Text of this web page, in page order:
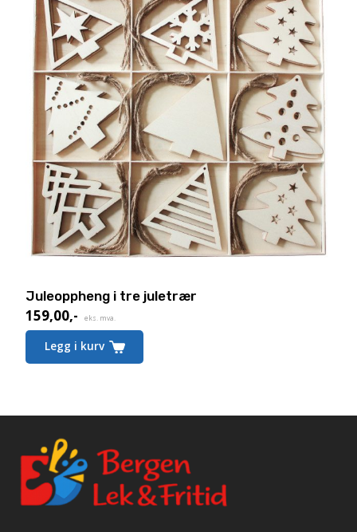
Juleoppheng i tre juletrær
159,00,-
Nåværende
pris
eks. mva.
Legg i kurv